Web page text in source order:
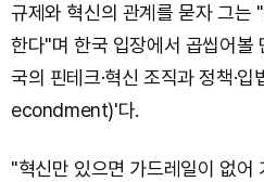
규제와 혁신의 관계를 묻자 그는
한다"며 한국 입장에서 곱씹어볼
국의 핀테크·혁신 조직과 정책·
econdment)'다.
"혁신만 있으면 가드레일이 없어